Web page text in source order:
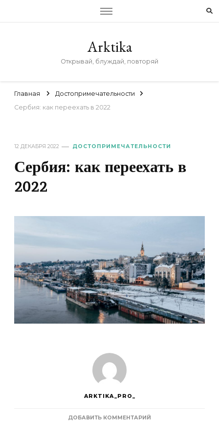
Arktika
Открывай, блуждай, повторяй
Главная
Достопримечательности
Сербия: как переехать в 2022
12 ДЕКАБРЯ 2022 ДОСТОПРИМЕЧАТЕЛЬНОСТИ
Сербия: как переехать в
2022
ARKTIKA_PRO_
ДОБАВИТЬ КОММЕНТАРИЙ